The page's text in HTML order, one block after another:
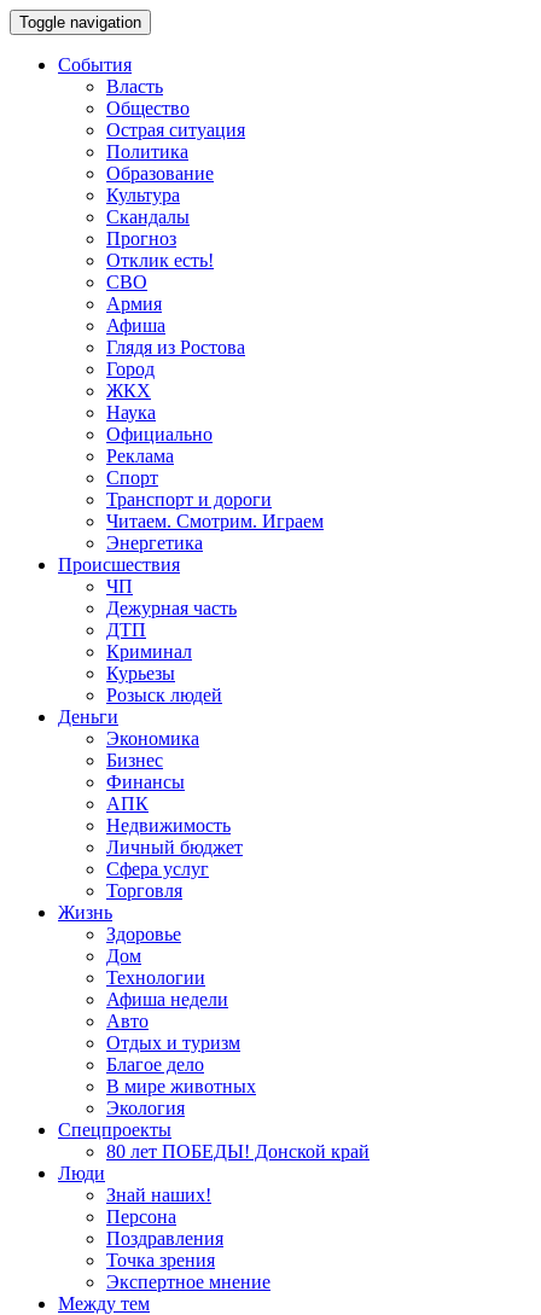
Toggle navigation
События
Власть
Общество
Острая ситуация
Политика
Образование
Культура
Скандалы
Прогноз
Отклик есть!
СВО
Армия
Афиша
Глядя из Ростова
Город
ЖКХ
Наука
Официально
Реклама
Спорт
Транспорт и дороги
Читаем. Смотрим. Играем
Энергетика
Происшествия
ЧП
Дежурная часть
ДТП
Криминал
Курьезы
Розыск людей
Деньги
Экономика
Бизнес
Финансы
АПК
Недвижимость
Личный бюджет
Сфера услуг
Торговля
Жизнь
Здоровье
Дом
Технологии
Афиша недели
Авто
Отдых и туризм
Благое дело
В мире животных
Экология
Спецпроекты
80 лет ПОБЕДЫ! Донской край
Люди
Знай наших!
Персона
Поздравления
Точка зрения
Экспертное мнение
Между тем